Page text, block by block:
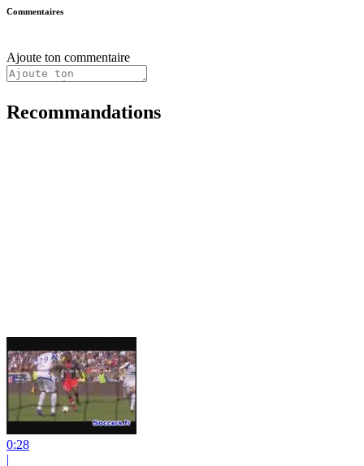
Commentaires
Ajoute ton commentaire
Recommandations
0:28
|